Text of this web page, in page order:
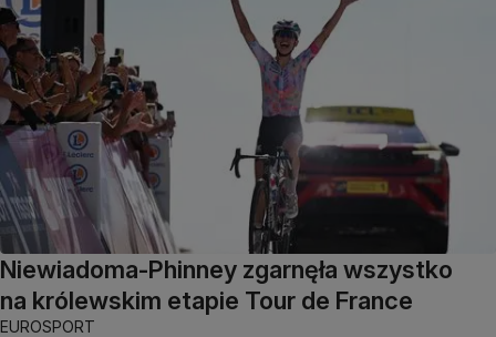
Niewiadoma-Phinney zgarnęła wszystko
na królewskim etapie Tour de France
EUROSPORT